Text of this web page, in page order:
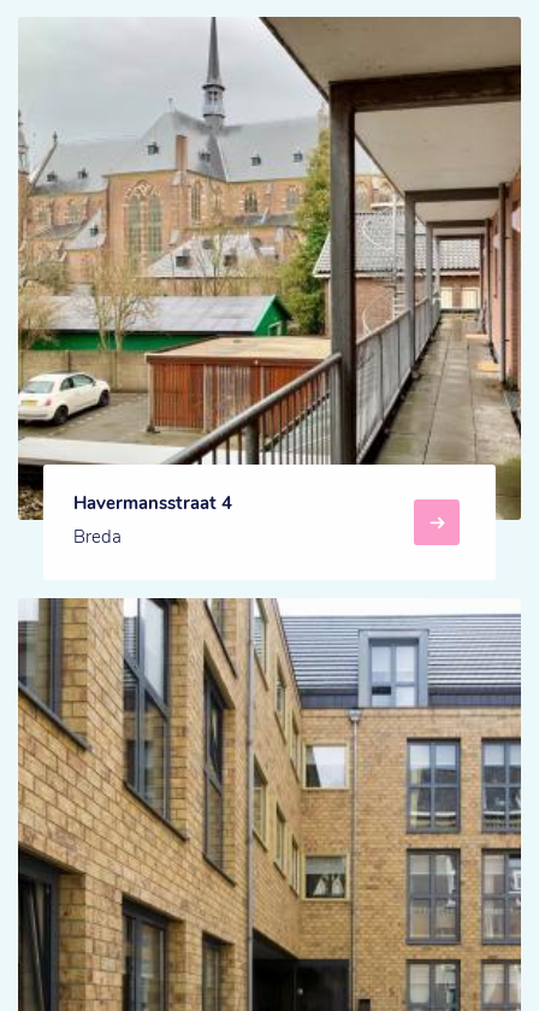
Havermansstraat 4
Breda